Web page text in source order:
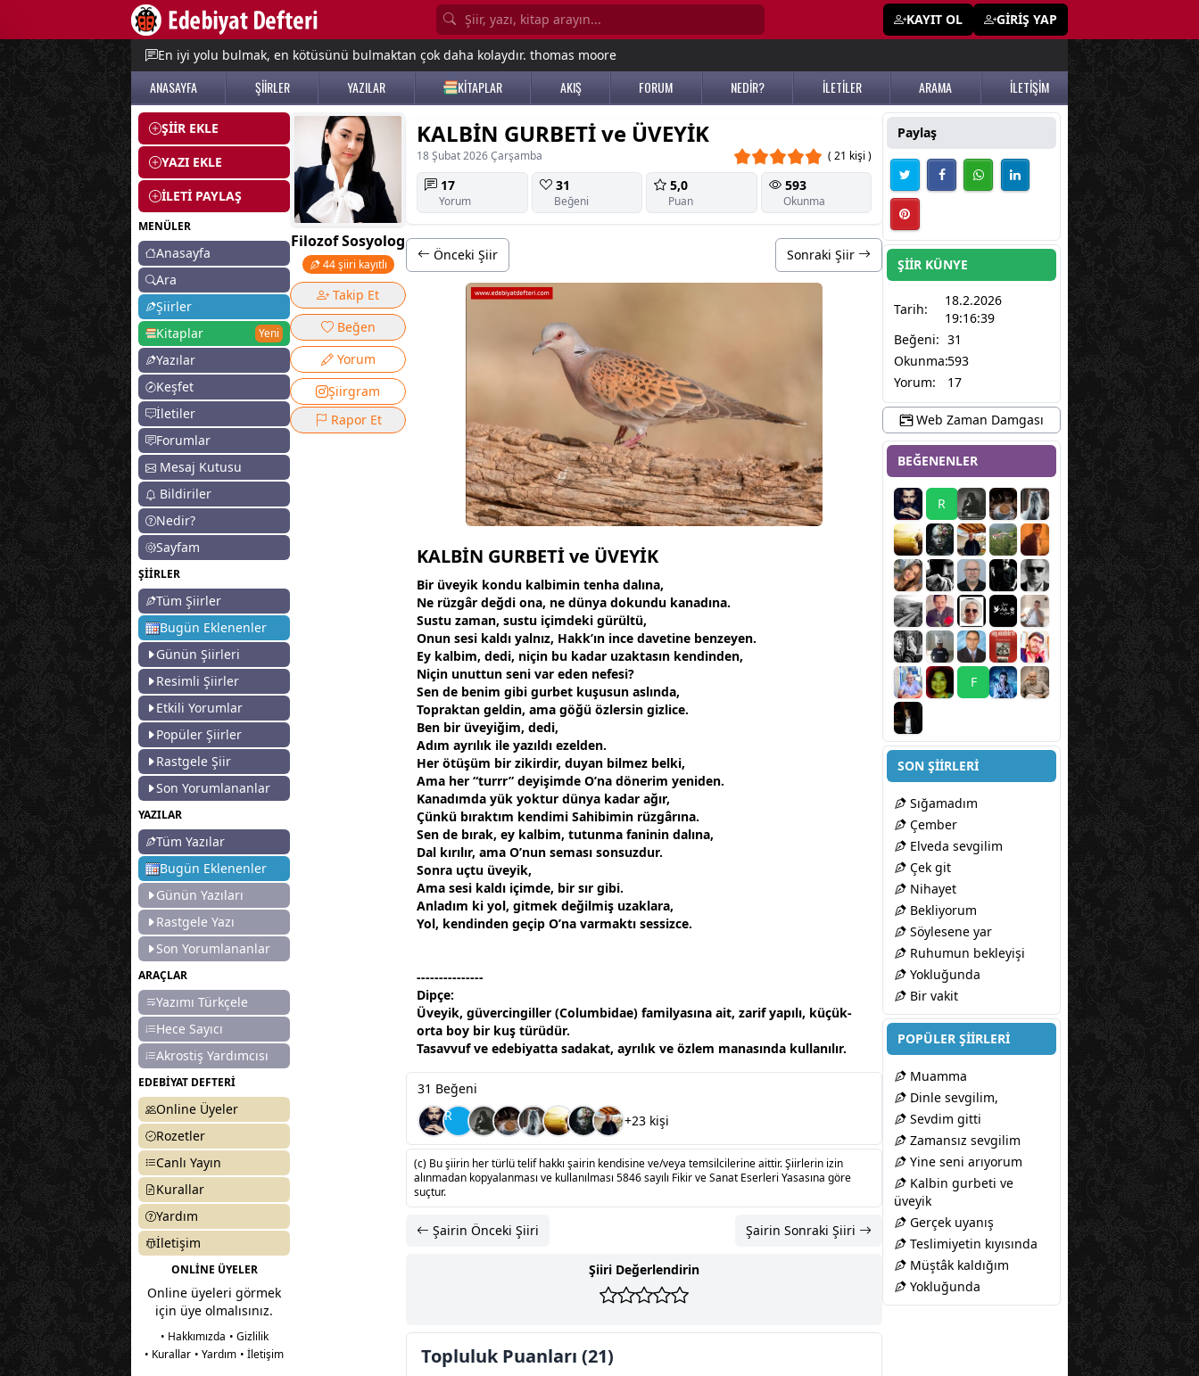
KAYIT OL GİRİŞ YAP
En iyi yolu bulmak, en kötüsünü bulmaktan çok daha kolaydır. thomas moore
ANASAYFA ŞİİRLER YAZILAR KİTAPLAR AKIŞ FORUM NEDİR? İLETİLER ARAMA İLETİŞİM
ŞİİR EKLE
YAZI EKLE
İLETİ PAYLAŞ
MENÜLER
Anasayfa
Ara
Şiirler
Kitaplar
Yeni
Yazılar
Keşfet
İletiler
Forumlar
Mesaj Kutusu
Bildiriler
Nedir?
Sayfam
ŞİİRLER
Tüm Şiirler
Bugün Eklenenler
Günün Şiirleri
Resimli Şiirler
Etkili Yorumlar
Popüler Şiirler
Rastgele Şiir
Son Yorumlananlar
YAZILAR
Tüm Yazılar
Bugün Eklenenler
Günün Yazıları
Rastgele Yazı
Son Yorumlananlar
ARAÇLAR
Yazımı Türkçele
Hece Sayıcı
Akrostiş Yardımcısı
EDEBİYAT DEFTERİ
Online Üyeler
Rozetler
Canlı Yayın
Kurallar
Yardım
İletişim
ONLİNE ÜYELER
Online üyeleri görmek
için üye olmalısınız.
• Hakkımızda • Gizlilik
• Kurallar • Yardım • İletişim
Filozof Sosyolog
44 şiiri kayıtlı
Takip Et
Beğen
Yorum
Şiirgram
Rapor Et
KALBİN GURBETİ ve ÜVEYİK
18 Şubat 2026 Çarşamba ( 21 kişi )
17
Yorum
31
Beğeni
5,0
Puan
593
Okunma
Önceki Şiir Sonraki Şiir
KALBİN GURBETİ ve ÜVEYİK
Bir üveyik kondu kalbimin tenha dalına,
Ne rüzgâr değdi ona, ne dünya dokundu kanadına.
Sustu zaman, sustu içimdeki gürültü,
Onun sesi kaldı yalnız, Hakk’ın ince davetine benzeyen.
Ey kalbim, dedi, niçin bu kadar uzaktasın kendinden,
Niçin unuttun seni var eden nefesi?
Sen de benim gibi gurbet kuşusun aslında,
Topraktan geldin, ama göğü özlersin gizlice.
Ben bir üveyiğim, dedi,
Adım ayrılık ile yazıldı ezelden.
Her ötüşüm bir zikirdir, duyan bilmez belki,
Ama her “turrr” deyişimde O’na dönerim yeniden.
Kanadımda yük yoktur dünya kadar ağır,
Çünkü bıraktım kendimi Sahibimin rüzgârına.
Sen de bırak, ey kalbim, tutunma faninin dalına,
Dal kırılır, ama O’nun seması sonsuzdur.
Sonra uçtu üveyik,
Ama sesi kaldı içimde, bir sır gibi.
Anladım ki yol, gitmek değilmiş uzaklara,
Yol, kendinden geçip O’na varmaktı sessizce.
---------------
Dipçe:
Üveyik, güvercingiller (Columbidae) familyasına ait, zarif yapılı, küçük-
orta boy bir kuş türüdür.
Tasavvuf ve edebiyatta sadakat, ayrılık ve özlem manasında kullanılır.
31 Beğeni
R
+23 kişi
(c) Bu şiirin her türlü telif hakkı şairin kendisine ve/veya temsilcilerine aittir. Şiirlerin izin
alınmadan kopyalanması ve kullanılması 5846 sayılı Fikir ve Sanat Eserleri Yasasına göre
suçtur.
Şairin Önceki Şiiri Şairin Sonraki Şiiri
Şiiri Değerlendirin
Topluluk Puanları (21)
Paylaş
ŞİİR KÜNYE
Tarih:
18.2.2026
19:16:39
Beğeni: 31
Okunma:593
Yorum:
17
Web Zaman Damgası
BEĞENENLER
R
F
SON ŞİİRLERİ
Sığamadım
Çember
Elveda sevgilim
Çek git
Nihayet
Bekliyorum
Söylesene yar
Ruhumun bekleyişi
Yokluğunda
Bir vakit
POPÜLER ŞİİRLERİ
Muamma
Dinle sevgilim,
Sevdim gitti
Zamansız sevgilim
Yine seni arıyorum
Kalbin gurbeti ve
üveyik
Gerçek uyanış
Teslimiyetin kıyısında
Müştâk kaldığım
Yokluğunda
menu